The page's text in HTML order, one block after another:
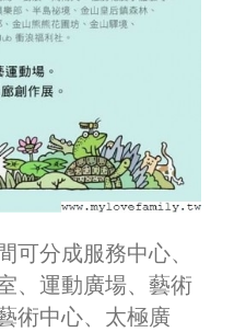
可分成服務中心、
、運動廣場、藝術
術中心、太極廣